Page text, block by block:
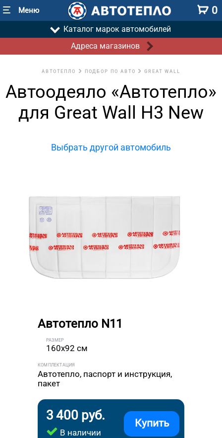
Меню 0
Каталог марок автомобилей
Адреса магазинов
АВТОТЕПЛО ПОДБОР ПО АВТО GREAT WALL
Автоодеяло «Автотепло»
для Great Wall H3 New
Выбрать другой автомобиль
Автотепло N11
РАЗМЕР
160x92 см
КОМПЛЕКТАЦИЯ
Автотепло, паспорт и инструкция,
пакет
3 400 руб.
В наличии
Купить